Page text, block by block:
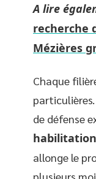
A lire
recherche
Mézières
Chaque
de défense
allonge le